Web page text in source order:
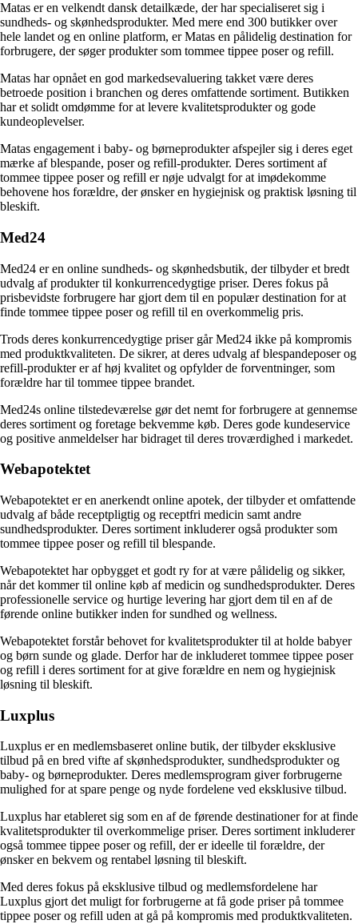
Matas er en velkendt dansk detailkæde, der har specialiseret sig i
sundheds- og skønhedsprodukter. Med mere end 300 butikker over
hele landet og en online platform, er Matas en pålidelig destination for
forbrugere, der søger produkter som tommee tippee poser og refill.
Matas har opnået en god markedsevaluering takket være deres
betroede position i branchen og deres omfattende sortiment. Butikken
har et solidt omdømme for at levere kvalitetsprodukter og gode
kundeoplevelser.
Matas engagement i baby- og børneprodukter afspejler sig i deres eget
mærke af blespande, poser og refill-produkter. Deres sortiment af
tommee tippee poser og refill er nøje udvalgt for at imødekomme
behovene hos forældre, der ønsker en hygiejnisk og praktisk løsning til
bleskift.
Med24
Med24 er en online sundheds- og skønhedsbutik, der tilbyder et bredt
udvalg af produkter til konkurrencedygtige priser. Deres fokus på
prisbevidste forbrugere har gjort dem til en populær destination for at
finde tommee tippee poser og refill til en overkommelig pris.
Trods deres konkurrencedygtige priser går Med24 ikke på kompromis
med produktkvaliteten. De sikrer, at deres udvalg af blespandeposer og
refill-produkter er af høj kvalitet og opfylder de forventninger, som
forældre har til tommee tippee brandet.
Med24s online tilstedeværelse gør det nemt for forbrugere at gennemse
deres sortiment og foretage bekvemme køb. Deres gode kundeservice
og positive anmeldelser har bidraget til deres troværdighed i markedet.
Webapotektet
Webapotektet er en anerkendt online apotek, der tilbyder et omfattende
udvalg af både receptpligtig og receptfri medicin samt andre
sundhedsprodukter. Deres sortiment inkluderer også produkter som
tommee tippee poser og refill til blespande.
Webapotektet har opbygget et godt ry for at være pålidelig og sikker,
når det kommer til online køb af medicin og sundhedsprodukter. Deres
professionelle service og hurtige levering har gjort dem til en af de
førende online butikker inden for sundhed og wellness.
Webapotektet forstår behovet for kvalitetsprodukter til at holde babyer
og børn sunde og glade. Derfor har de inkluderet tommee tippee poser
og refill i deres sortiment for at give forældre en nem og hygiejnisk
løsning til bleskift.
Luxplus
Luxplus er en medlemsbaseret online butik, der tilbyder eksklusive
tilbud på en bred vifte af skønhedsprodukter, sundhedsprodukter og
baby- og børneprodukter. Deres medlemsprogram giver forbrugerne
mulighed for at spare penge og nyde fordelene ved eksklusive tilbud.
Luxplus har etableret sig som en af de førende destinationer for at finde
kvalitetsprodukter til overkommelige priser. Deres sortiment inkluderer
også tommee tippee poser og refill, der er ideelle til forældre, der
ønsker en bekvem og rentabel løsning til bleskift.
Med deres fokus på eksklusive tilbud og medlemsfordelene har
Luxplus gjort det muligt for forbrugerne at få gode priser på tommee
tippee poser og refill uden at gå på kompromis med produktkvaliteten.